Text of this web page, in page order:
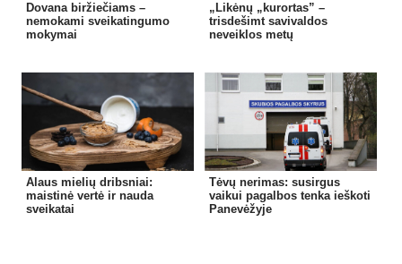
Dovana biržiečiams –
nemokami sveikatingumo
mokymai
„Likėnų „kurortas” –
trisdešimt savivaldos
neveiklos metų
Alaus mielių dribsniai:
maistinė vertė ir nauda
sveikatai
Tėvų nerimas: susirgus
vaikui pagalbos tenka ieškoti
Panevėžyje